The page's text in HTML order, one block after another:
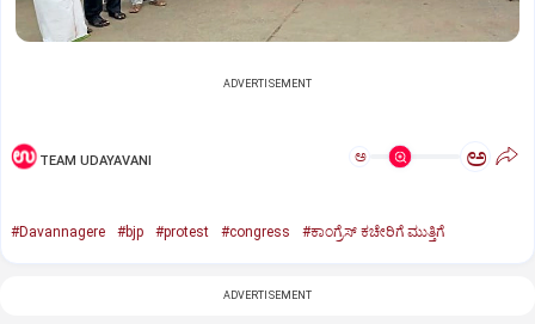
ADVERTISEMENT
TEAM UDAYAVANI ಅ ಅ
#Davannagere #bjp #protest #congress #ಕಾಂಗ್ರೆಸ್ ಕಚೇರಿಗೆ ಮುತ್ತಿಗೆ
ADVERTISEMENT